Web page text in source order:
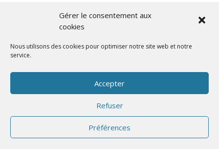
Gérer le consentement aux
cookies
Nous utilisons des cookies pour optimiser notre site web et notre
service.
Accepter
Refuser
Préférences
Cità di L’Isula
Designed by BKM Web Consulting
Français